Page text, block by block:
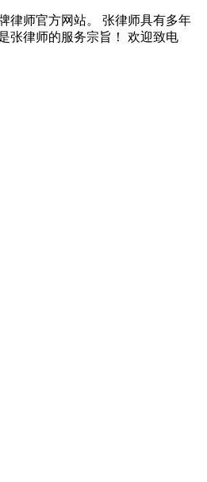
律师官方网站。 张律师具有多年
张律师的服务宗旨！ 欢迎致电